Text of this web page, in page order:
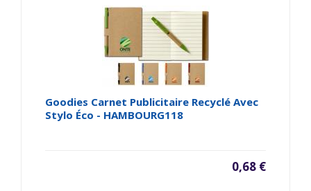
Goodies Carnet Publicitaire Recyclé Avec
Stylo Éco - HAMBOURG118
0,68 €